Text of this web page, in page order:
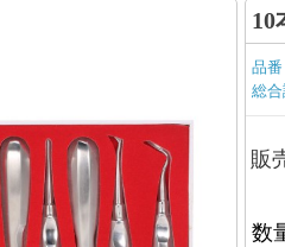
10
品
総
販
数